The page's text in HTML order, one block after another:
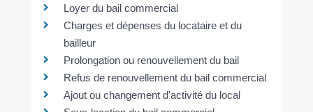
Loyer du bail commercial
Charges et dépenses du locataire et du
bailleur
Prolongation ou renouvellement du bail
Refus de renouvellement du bail commercial
Ajout ou changement d'activité du local